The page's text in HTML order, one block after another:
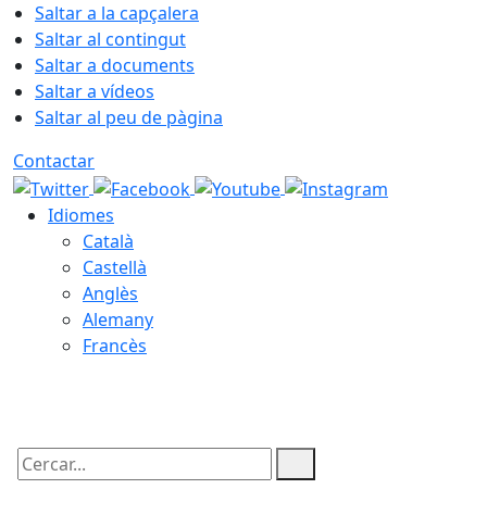
Saltar a la capçalera
Saltar al contingut
Saltar a documents
Saltar a vídeos
Saltar al peu de pàgina
Contactar
Idiomes
Català
Castellà
Anglès
Alemany
Francès
Cercar: